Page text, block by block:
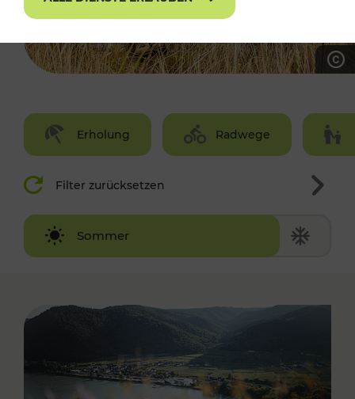
Erholung Radwege
Filter zurücksetzen
Sommer
Winter